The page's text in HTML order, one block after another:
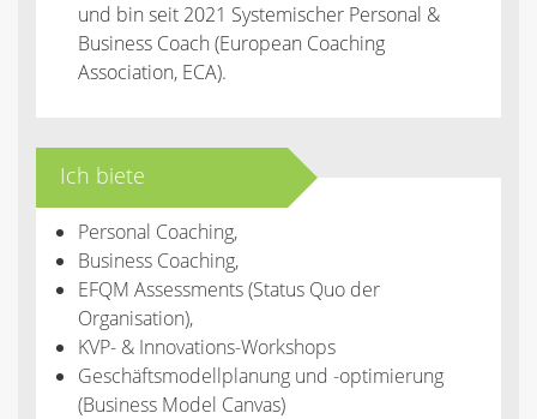
und bin seit 2021 Systemischer Personal &
Business Coach (European Coaching
Association, ECA).
Ich biete
Personal Coaching,
Business Coaching,
EFQM Assessments (Status Quo der
Organisation),
KVP- & Innovations-Workshops
Geschäftsmodellplanung und -optimierung
(Business Model Canvas)